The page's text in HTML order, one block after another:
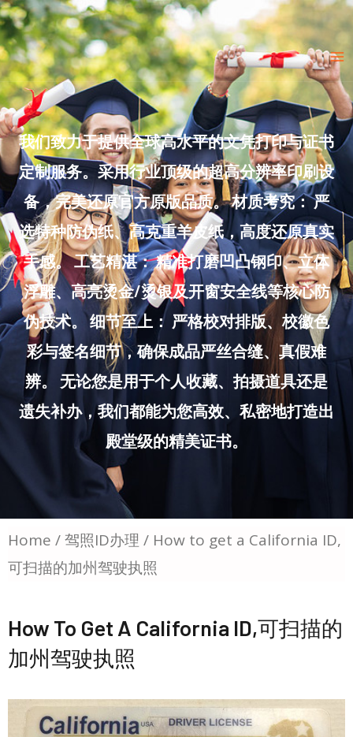
Skip
to
content
我们致力于提供全球高水平的文凭打印与证书
定制服务。采用行业顶级的超高分辨率印刷设
备，完美还原官方原版品质。 材质考究： 严
选特种防伪纸、高克重羊皮纸，高度还原真实
手感。 工艺精湛： 精准打磨凹凸钢印、立体
浮雕、高亮烫金/烫银及开窗安全线等核心防
伪技术。 细节至上： 严格校对排版、校徽色
彩与签名细节，确保成品严丝合缝、真假难
辨。 无论您是用于个人收藏、拍摄道具还是
遗失补办，我们都能为您高效、私密地打造出
殿堂级的精美证书。
Home /驾照ID办理 / How to get a California ID,
可扫描的加州驾驶执照
How To Get A California ID,可扫描的
加州驾驶执照